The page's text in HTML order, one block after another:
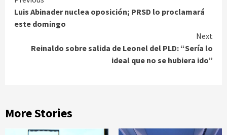
Reading
Luis Abinader nuclea oposición; PRSD lo proclamará
este domingo
Next
Reinaldo sobre salida de Leonel del PLD: “Sería lo
ideal que no se hubiera ido”
More Stories